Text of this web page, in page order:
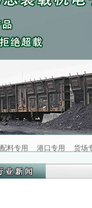
配料专用 港口专用 货场